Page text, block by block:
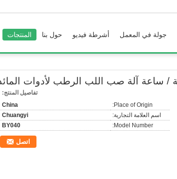
المنتجات حول بنا أشرطة فيديو جولة في المعمل
تفاصيل المنتج:
Place of Origin:
China
اسم العلامة التجارية:
Chuangyi
Model Number:
BY040
اتصل